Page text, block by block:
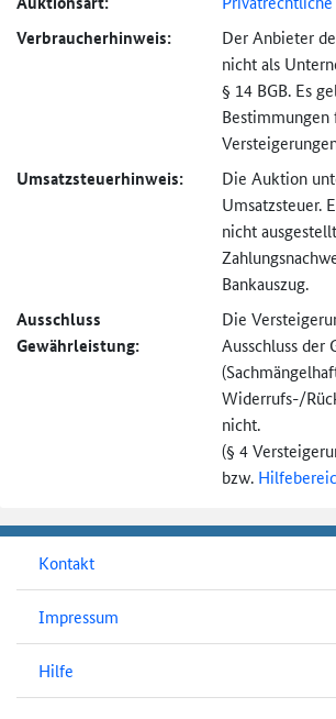
Verbraucher­hinweis:
Der Anbieter
nicht als
§ 14 BGB. Es
Umsatzsteuer­hinweis:
Die Auktion
Umsatzsteuer.
nicht
Bankauszug.
Ausschluss
Gewährleistung:
Die
Ausschluss der
Widerrufs-/
nicht.
(§ 4
bzw.
Kontakt
Impressum
Hilfe